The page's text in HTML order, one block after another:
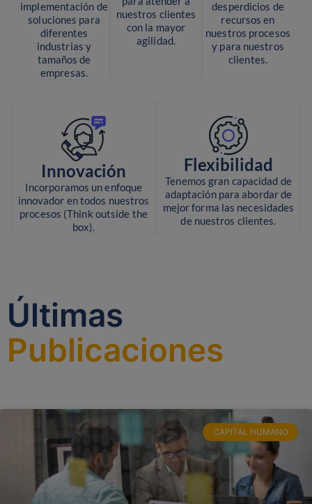
implementación de
soluciones para
diferentes
industrias y
tamaños de
empresas.
nuestros clientes
con la mayor
agilidad.
desperdicios de
recursos en
nuestros procesos
y para nuestros
clientes.
Innovación
Incorporamos un enfoque
innovador en todos nuestros
procesos (Think outside the
box).
Flexibilidad
Tenemos gran capacidad de
adaptación para abordar de
mejor forma las necesidades
de nuestros clientes.
Últimas
Publicaciones
CAPITAL HUMANO